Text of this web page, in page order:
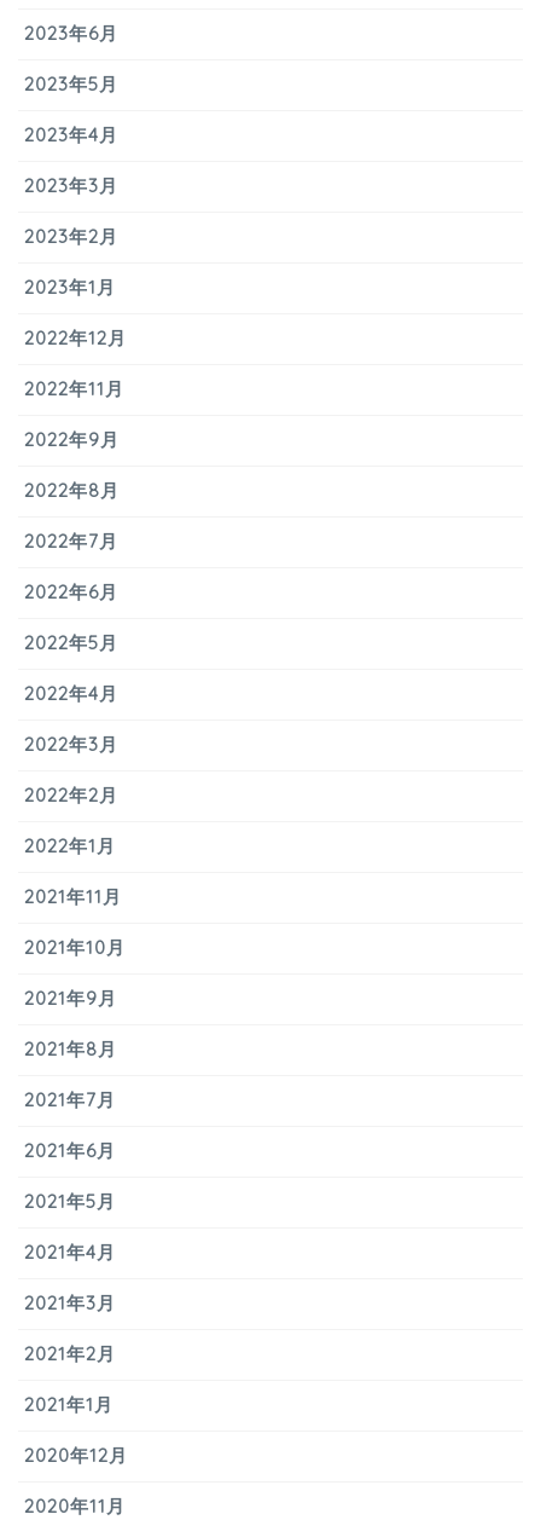
2023年6月
2023年5月
2023年4月
2023年3月
2023年2月
2023年1月
2022年12月
2022年11月
2022年9月
2022年8月
2022年7月
2022年6月
2022年5月
2022年4月
2022年3月
2022年2月
2022年1月
2021年11月
2021年10月
2021年9月
2021年8月
2021年7月
2021年6月
2021年5月
2021年4月
2021年3月
2021年2月
2021年1月
2020年12月
2020年11月